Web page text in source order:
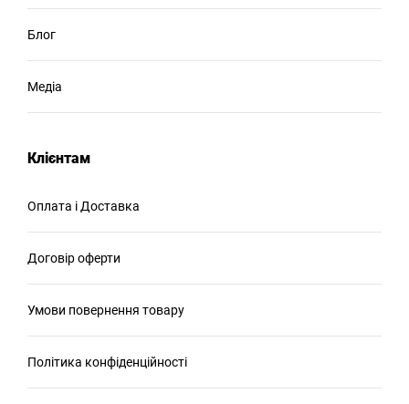
Блог
Медіа
Клієнтам
Оплата і Доставка
Договір оферти
Умови повернення товару
Політика конфіденційності